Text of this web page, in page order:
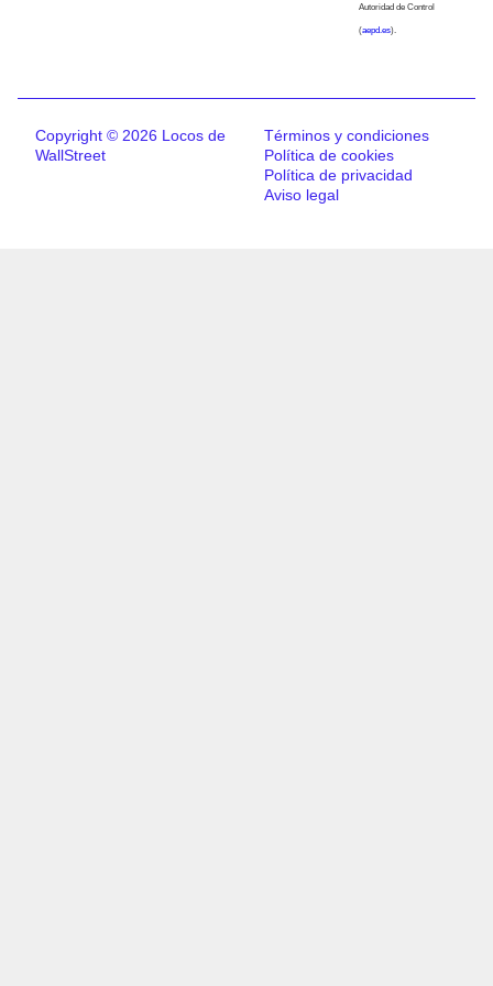
Autoridad de Control
(aepd.es).
Copyright © 2026 Locos de
WallStreet
Términos y condiciones
Política de cookies
Política de privacidad
Aviso legal